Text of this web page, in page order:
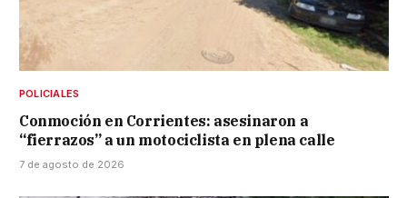
POLICIALES
Conmoción en Corrientes: asesinaron a
“fierrazos” a un motociclista en plena calle
7 de agosto de 2026